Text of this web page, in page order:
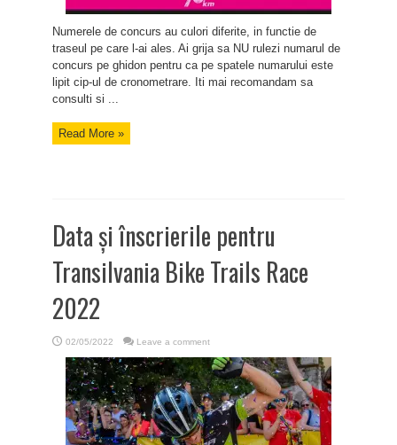
Numerele de concurs au culori diferite, in functie de
traseul pe care l-ai ales. Ai grija sa NU rulezi numarul de
concurs pe ghidon pentru ca pe spatele numarului este
lipit cip-ul de cronometrare. Iti mai recomandam sa
consulti si ...
Read More »
Data și înscrierile pentru
Transilvania Bike Trails Race
2022
02/05/2022 Leave a comment